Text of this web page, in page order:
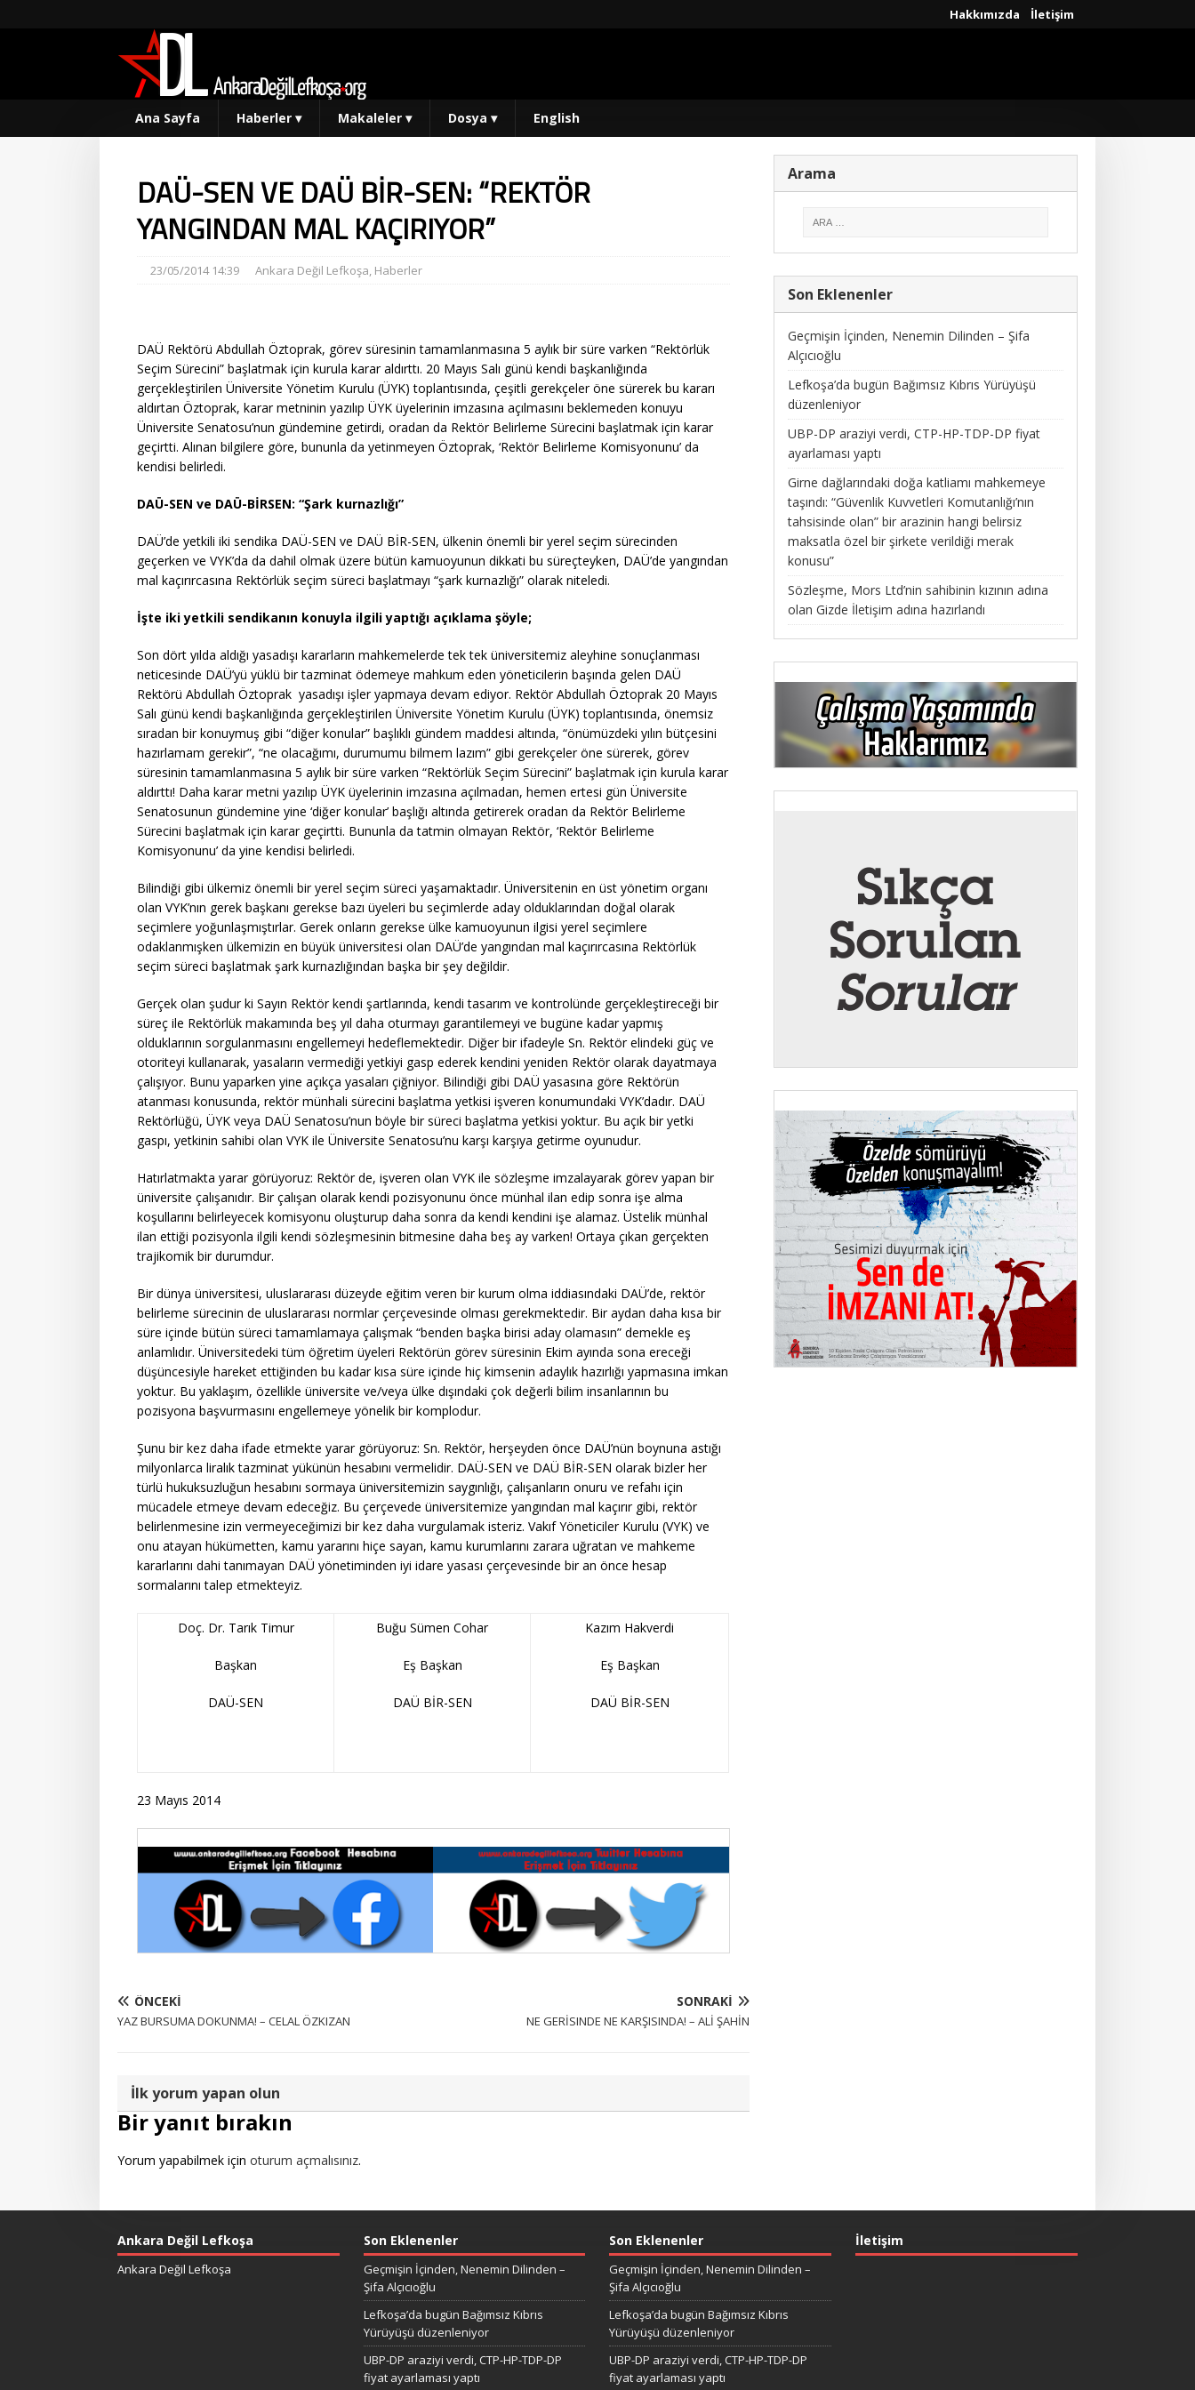
Hakkımızda İletişim
Ana Sayfa Haberler ▾ Makaleler ▾ Dosya ▾ English
DAÜ-SEN VE DAÜ BİR-SEN: “REKTÖR
YANGINDAN MAL KAÇIRIYOR”
23/05/2014 14:39 Ankara Değil Lefkoşa, Haberler
DAÜ Rektörü Abdullah Öztoprak, görev süresinin tamamlanmasına 5 aylık bir süre varken “Rektörlük
Seçim Sürecini” başlatmak için kurula karar aldırttı. 20 Mayıs Salı günü kendi başkanlığında
gerçekleştirilen Üniversite Yönetim Kurulu (ÜYK) toplantısında, çeşitli gerekçeler öne sürerek bu kararı
aldırtan Öztoprak, karar metninin yazılıp ÜYK üyelerinin imzasına açılmasını beklemeden konuyu
Üniversite Senatosu’nun gündemine getirdi, oradan da Rektör Belirleme Sürecini başlatmak için karar
geçirtti. Alınan bilgilere göre, bununla da yetinmeyen Öztoprak, ‘Rektör Belirleme Komisyonunu’ da
kendisi belirledi.
DAÜ-SEN ve DAÜ-BİRSEN: “Şark kurnazlığı”
DAÜ’de yetkili iki sendika DAÜ-SEN ve DAÜ BİR-SEN, ülkenin önemli bir yerel seçim sürecinden
geçerken ve VYK’da da dahil olmak üzere bütün kamuoyunun dikkati bu süreçteyken, DAÜ’de yangından
mal kaçırırcasına Rektörlük seçim süreci başlatmayı “şark kurnazlığı” olarak niteledi.
İşte iki yetkili sendikanın konuyla ilgili yaptığı açıklama şöyle;
Son dört yılda aldığı yasadışı kararların mahkemelerde tek tek üniversitemiz aleyhine sonuçlanması
neticesinde DAÜ’yü yüklü bir tazminat ödemeye mahkum eden yöneticilerin başında gelen DAÜ
Rektörü Abdullah Öztoprak yasadışı işler yapmaya devam ediyor. Rektör Abdullah Öztoprak 20 Mayıs
Salı günü kendi başkanlığında gerçekleştirilen Üniversite Yönetim Kurulu (ÜYK) toplantısında, önemsiz
sıradan bir konuymuş gibi “diğer konular” başlıklı gündem maddesi altında, “önümüzdeki yılın bütçesini
hazırlamam gerekir”, “ne olacağımı, durumumu bilmem lazım” gibi gerekçeler öne sürerek, görev
süresinin tamamlanmasına 5 aylık bir süre varken “Rektörlük Seçim Sürecini” başlatmak için kurula karar
aldırttı! Daha karar metni yazılıp ÜYK üyelerinin imzasına açılmadan, hemen ertesi gün Üniversite
Senatosunun gündemine yine ‘diğer konular’ başlığı altında getirerek oradan da Rektör Belirleme
Sürecini başlatmak için karar geçirtti. Bununla da tatmin olmayan Rektör, ‘Rektör Belirleme
Komisyonunu’ da yine kendisi belirledi.
Bilindiği gibi ülkemiz önemli bir yerel seçim süreci yaşamaktadır. Üniversitenin en üst yönetim organı
olan VYK’nın gerek başkanı gerekse bazı üyeleri bu seçimlerde aday olduklarından doğal olarak
seçimlere yoğunlaşmıştırlar. Gerek onların gerekse ülke kamuoyunun ilgisi yerel seçimlere
odaklanmışken ülkemizin en büyük üniversitesi olan DAÜ’de yangından mal kaçırırcasına Rektörlük
seçim süreci başlatmak şark kurnazlığından başka bir şey değildir.
Gerçek olan şudur ki Sayın Rektör kendi şartlarında, kendi tasarım ve kontrolünde gerçekleştireceği bir
süreç ile Rektörlük makamında beş yıl daha oturmayı garantilemeyi ve bugüne kadar yapmış
olduklarının sorgulanmasını engellemeyi hedeflemektedir. Diğer bir ifadeyle Sn. Rektör elindeki güç ve
otoriteyi kullanarak, yasaların vermediği yetkiyi gasp ederek kendini yeniden Rektör olarak dayatmaya
çalışıyor. Bunu yaparken yine açıkça yasaları çiğniyor. Bilindiği gibi DAÜ yasasına göre Rektörün
atanması konusunda, rektör münhali sürecini başlatma yetkisi işveren konumundaki VYK’dadır. DAÜ
Rektörlüğü, ÜYK veya DAÜ Senatosu’nun böyle bir süreci başlatma yetkisi yoktur. Bu açık bir yetki
gaspı, yetkinin sahibi olan VYK ile Üniversite Senatosu’nu karşı karşıya getirme oyunudur.
Hatırlatmakta yarar görüyoruz: Rektör de, işveren olan VYK ile sözleşme imzalayarak görev yapan bir
üniversite çalışanıdır. Bir çalışan olarak kendi pozisyonunu önce münhal ilan edip sonra işe alma
koşullarını belirleyecek komisyonu oluşturup daha sonra da kendi kendini işe alamaz. Üstelik münhal
ilan ettiği pozisyonla ilgili kendi sözleşmesinin bitmesine daha beş ay varken! Ortaya çıkan gerçekten
trajikomik bir durumdur.
Bir dünya üniversitesi, uluslararası düzeyde eğitim veren bir kurum olma iddiasındaki DAÜ’de, rektör
belirleme sürecinin de uluslararası normlar çerçevesinde olması gerekmektedir. Bir aydan daha kısa bir
süre içinde bütün süreci tamamlamaya çalışmak “benden başka birisi aday olamasın” demekle eş
anlamlıdır. Üniversitedeki tüm öğretim üyeleri Rektörün görev süresinin Ekim ayında sona ereceği
düşüncesiyle hareket ettiğinden bu kadar kısa süre içinde hiç kimsenin adaylık hazırlığı yapmasına imkan
yoktur. Bu yaklaşım, özellikle üniversite ve/veya ülke dışındaki çok değerli bilim insanlarının bu
pozisyona başvurmasını engellemeye yönelik bir komplodur.
Şunu bir kez daha ifade etmekte yarar görüyoruz: Sn. Rektör, herşeyden önce DAÜ’nün boynuna astığı
milyonlarca liralık tazminat yükünün hesabını vermelidir. DAÜ-SEN ve DAÜ BİR-SEN olarak bizler her
türlü hukuksuzluğun hesabını sormaya üniversitemizin saygınlığı, çalışanların onuru ve refahı için
mücadele etmeye devam edeceğiz. Bu çerçevede üniversitemize yangından mal kaçırır gibi, rektör
belirlenmesine izin vermeyeceğimizi bir kez daha vurgulamak isteriz. Vakıf Yöneticiler Kurulu (VYK) ve
onu atayan hükümetten, kamu yararını hiçe sayan, kamu kurumlarını zarara uğratan ve mahkeme
kararlarını dahi tanımayan DAÜ yönetiminden iyi idare yasası çerçevesinde bir an önce hesap
sormalarını talep etmekteyiz.
Doç. Dr. Tarık Timur
Başkan
DAÜ-SEN
Buğu Sümen Cohar
Eş Başkan
DAÜ BİR-SEN
Kazım Hakverdi
Eş Başkan
DAÜ BİR-SEN
23 Mayıs 2014
ÖNCEKI
YAZ BURSUMA DOKUNMA! – CELAL ÖZKIZAN
SONRAKI
NE GERİSINDE NE KARŞISINDA! – ALİ ŞAHİN
İlk yorum yapan olun
Bir yanıt bırakın
Yorum yapabilmek için oturum açmalısınız.
Arama
Son Eklenenler
Geçmişin İçinden, Nenemin Dilinden – Şifa
Alçıcıoğlu
Lefkoşa’da bugün Bağımsız Kıbrıs Yürüyüşü
düzenleniyor
UBP-DP araziyi verdi, CTP-HP-TDP-DP fiyat
ayarlaması yaptı
Girne dağlarındaki doğa katliamı mahkemeye
taşındı: “Güvenlik Kuvvetleri Komutanlığı’nın
tahsisinde olan” bir arazinin hangi belirsiz
maksatla özel bir şirkete verildiği merak
konusu”
Sözleşme, Mors Ltd’nin sahibinin kızının adına
olan Gizde İletişim adına hazırlandı
Ankara Değil Lefkoşa
Ankara Değil Lefkoşa
Son Eklenenler
Geçmişin İçinden, Nenemin Dilinden –
Şifa Alçıcıoğlu
Lefkoşa’da bugün Bağımsız Kıbrıs
Yürüyüşü düzenleniyor
UBP-DP araziyi verdi, CTP-HP-TDP-DP
fiyat ayarlaması yaptı
Son Eklenenler
Geçmişin İçinden, Nenemin Dilinden –
Şifa Alçıcıoğlu
Lefkoşa’da bugün Bağımsız Kıbrıs
Yürüyüşü düzenleniyor
UBP-DP araziyi verdi, CTP-HP-TDP-DP
fiyat ayarlaması yaptı
İletişim